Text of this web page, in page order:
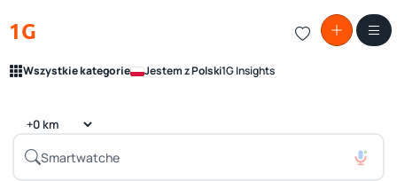
1G
Wszystkie kategorie Jestem z Polski1G Insights